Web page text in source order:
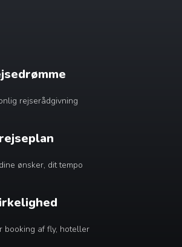
rejserådgivning
ønsker, dit tempo
booking af fly, hoteller